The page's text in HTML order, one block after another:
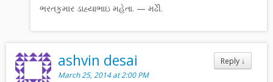
ભરતકુમાર ડાહ્યાભાઇ મહેતા. — મઢેી.
Reply ↓
ashvin desai
March 25, 2014 at 2:00 PM